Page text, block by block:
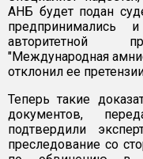
АНБ будет подан
авторитетной
"Международная
отклонил ее
Теперь такие
документов,
подтвердили
преследование со